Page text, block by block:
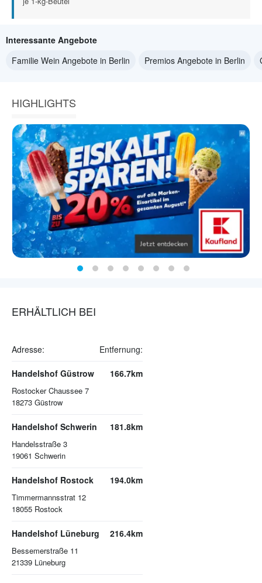
Interessante Angebote
Familie Wein Angebote in Berlin
Premios Angebote in Berlin
HIGHLIGHTS
ERHÄLTLICH BEI
Adresse: Entfernung:
Handelshof Güstrow
Rostocker Chaussee 7
18273 Güstrow
166.7km
Handelshof Schwerin
Handelsstraße 3
19061 Schwerin
181.8km
Handelshof Rostock
Timmermannsstrat 12
18055 Rostock
194.0km
Handelshof Lüneburg
Bessemerstraße 11
21339 Lüneburg
216.4km